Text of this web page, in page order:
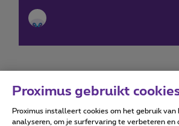
Forumvoorwaarden
Proximus gebruikt
Proximus installeert cookies om het gebruik
analyseren, om je surfervaring te verbeteren en